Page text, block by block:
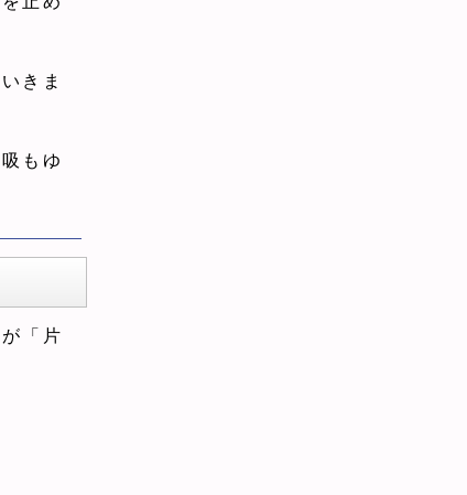
きま
もゆ
「片